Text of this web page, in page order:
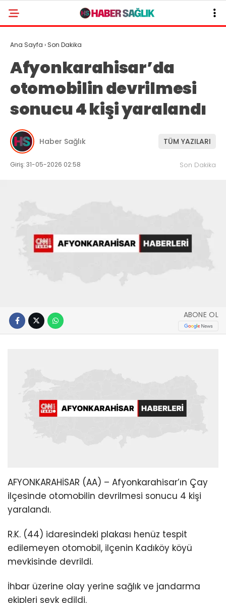
Ana Sayfa › Son Dakika
Afyonkarahisar’da
otomobilin devrilmesi
sonucu 4 kişi yaralandı
Haber Sağlık TÜM YAZILARI
Giriş: 31-05-2026 02:58 Son Dakika
ABONE OL
AFYONKARAHİSAR (AA) – Afyonkarahisar’ın Çay
ilçesinde otomobilin devrilmesi sonucu 4 kişi
yaralandı.
R.K. (44) idaresindeki plakası henüz tespit
edilemeyen otomobil, ilçenin Kadıköy köyü
mevkisinde devrildi.
İhbar üzerine olay yerine sağlık ve jandarma
ekipleri sevk edildi.